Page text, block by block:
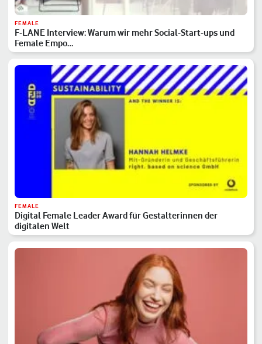
FEMALE
F-LANE Interview: Warum wir mehr Social-Start-ups und
Female Empo…
FEMALE
Digital Female Leader Award für Gestalterinnen der
digitalen Welt